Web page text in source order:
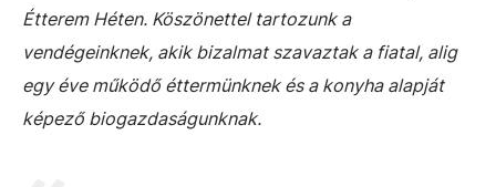
Étterem Héten. Köszönettel tartozunk a
vendégeinknek, akik bizalmat szavaztak a fiatal, alig
egy éve működő éttermünknek és a konyha alapját
képező biogazdaságunknak.